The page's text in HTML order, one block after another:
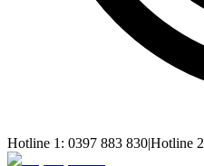
Hotline 1: 0397 883 830|Hotline